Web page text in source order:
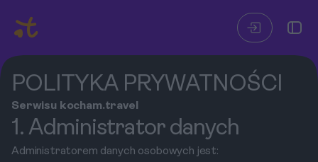
POLITYKA PRYWATNOŚCI
Serwisu kocham.travel
1. Administrator danych
Administratorem danych osobowych jest: